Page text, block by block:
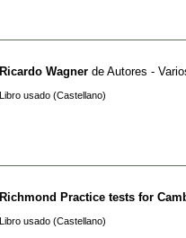
Ricardo Wagner de Autores -
Libro usado (Castellano)
Richmond Practice tests for
Libro usado (Castellano)